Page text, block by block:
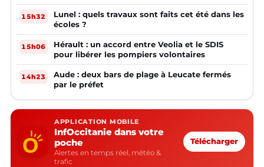
15h32
Lunel : quels travaux sont faits cet été dans les
écoles ?
15h06
Hérault : un accord entre Veolia et le SDIS
pour libérer les pompiers volontaires
14h23
Aude : deux bars de plage à Leucate fermés
par le préfet
APPLICATION MOBILE
InfOccitanie dans votre
poche
Alertes en temps réel, météo &
trafic
Télécharger